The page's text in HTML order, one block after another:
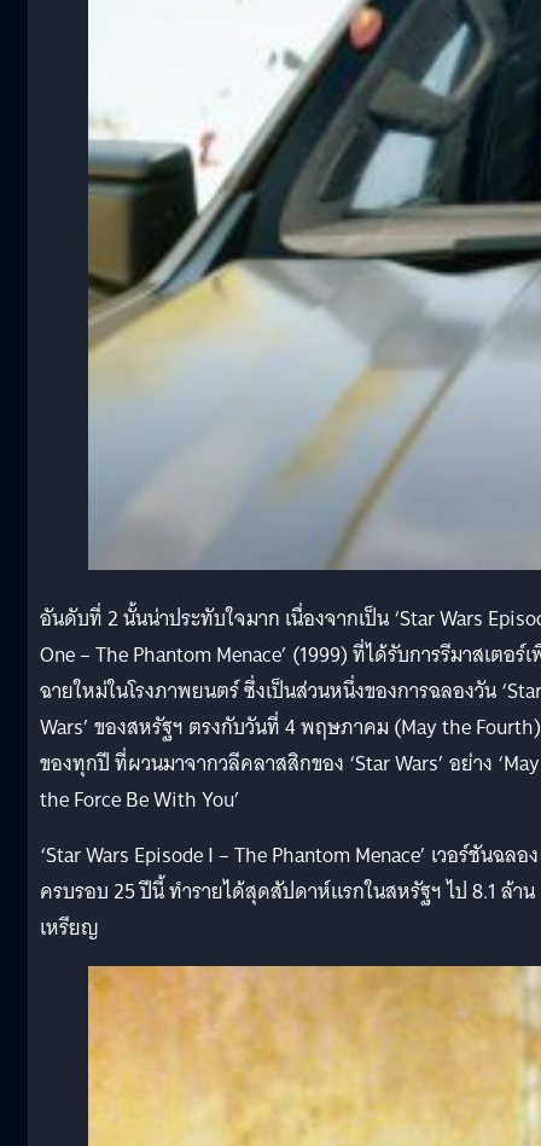
อันดับที่ 2 นั้นน่าประทับใจมาก เนื่องจากเป็น ‘Star Wars
One – The Phantom Menace’ (1999) ที่ได้รับการรีมาสเตอร์
ฉายใหม่ในโรงภาพยนตร์ ซึ่งเป็นส่วนหนึ่งของการฉลองวัน ‘Star
Wars’ ของสหรัฐฯ ตรงกับวันที่ 4 พฤษภาคม (May the Fourth)
ของทุกปี ที่ผวนมาจากวลีคลาสสิกของ ‘Star Wars’ อย่าง ‘May
the Force Be With You’
‘Star Wars Episode I – The Phantom Menace’ เวอร์ชันฉลอง
ครบรอบ 25 ปีนี้ ทำรายได้สุดสัปดาห์แรกในสหรัฐฯ ไป 8.1 ล้าน
เหรียญ